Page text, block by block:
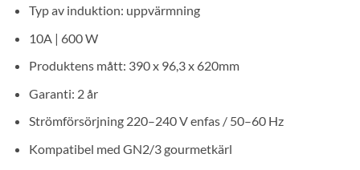
Typ av induktion: uppvärmning
10A | 600 W
Produktens mått: 390 x 96,3 x 620mm
Garanti: 2 år
Strömförsörjning 220–240 V enfas / 50–60 Hz
Kompatibel med GN2/3 gourmetkärl